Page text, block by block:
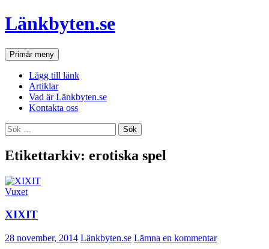
Hoppa
till
Länkbyten.se
SökPrimär meny
Lägg till länk
Artiklar
Vad är Länkbyten.se
Kontakta oss
Sök
efter:
Etikettarkiv: erotiska spel
Vuxet
XIXIT
28 november, 2014 Länkbyten.se Lämna en kommentar